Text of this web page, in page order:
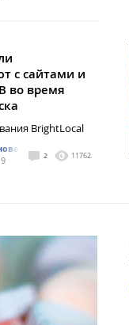
с сайтами и
во время
BrightLocal
2 11762